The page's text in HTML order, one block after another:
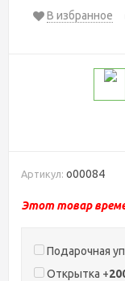
В избранное
Артикул: о00084
Этот товар
Подарочная
Открытка +